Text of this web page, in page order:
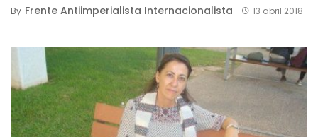
By Frente Antiimperialista Internacionalista 13 abril 2018